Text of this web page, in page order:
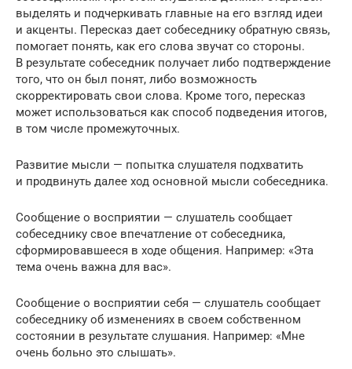
выделять и подчеркивать главные на его взгляд идеи
и акценты. Пересказ дает собеседнику обратную связь,
помогает понять, как его слова звучат со стороны.
В результате собеседник получает либо подтверждение
того, что он был понят, либо возможность
скорректировать свои слова. Кроме того, пересказ
может использоваться как способ подведения итогов,
в том числе промежуточных.
Развитие мысли — попытка слушателя подхватить
и продвинуть далее ход основной мысли собеседника.
Сообщение о восприятии — слушатель сообщает
собеседнику свое впечатление от собеседника,
сформировавшееся в ходе общения. Например: «Эта
тема очень важна для вас».
Сообщение о восприятии себя — слушатель сообщает
собеседнику об изменениях в своем собственном
состоянии в результате слушания. Например: «Мне
очень больно это слышать».